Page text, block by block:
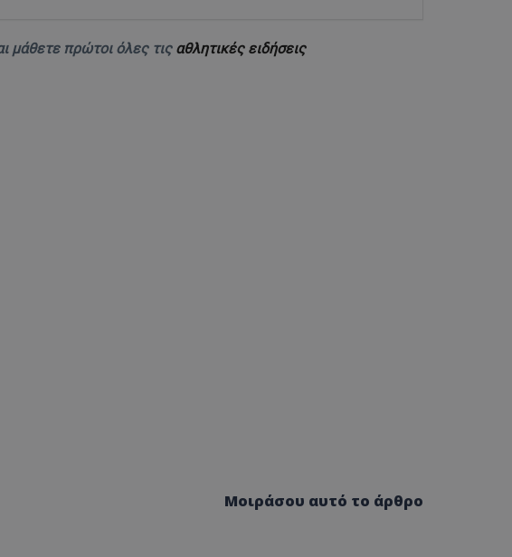
μάθετε πρώτοι όλες τις αθλητικές ειδήσεις
Μοιράσου αυτό το άρθρο